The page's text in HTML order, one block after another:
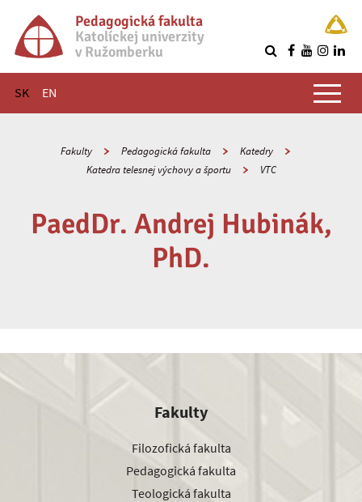
Pedagogická fakulta
Katolíckej univerzity
v Ružomberku
SK EN
Hlavné menu
Fakulty Pedagogická fakulta
Katedry
Katedra telesnej výchovy a športu
VTC
PaedDr. Andrej Hubinák,
PhD.
Fakulty
Filozofická fakulta
Pedagogická fakulta
Teologická fakulta